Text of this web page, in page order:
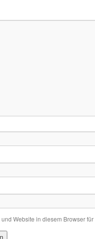
Website in diesem Browser